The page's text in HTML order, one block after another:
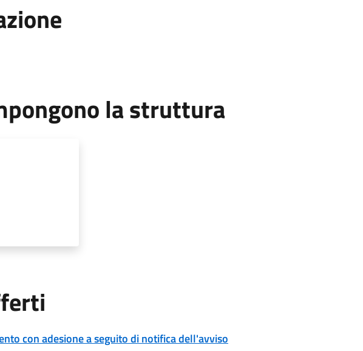
la struttura
con adesione a seguito di notifica dell'avviso